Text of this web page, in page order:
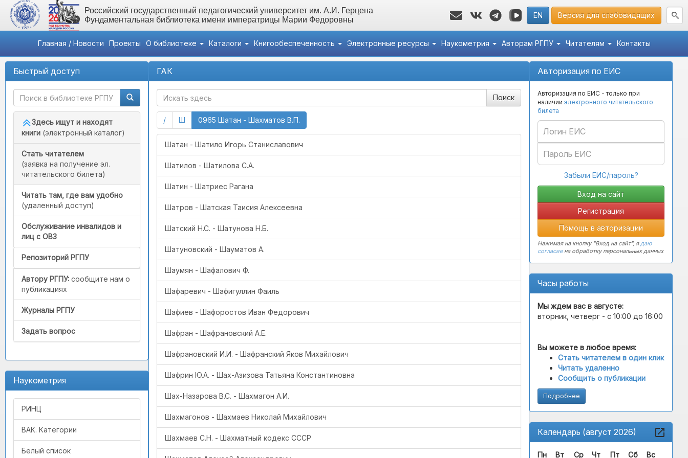
Российский государственный педагогический университет им. А.И. Герцена
Фундаментальная библиотека имени императрицы Марии Федоровны
EN Версия для слабовидящих
Главная / Новости Проекты О библиотеке Каталоги Книгообеспеченность Электронные ресурсы Наукометрия Авторам РГПУ Читателям Контакты
Быстрый доступ
Здесь ищут и находят
книги (электронный каталог)
Стать читателем
(заявка на получение эл.
читательского билета)
Читать там, где вам удобно
(удаленный доступ)
Обслуживание инвалидов и
лиц с ОВЗ
Репозиторий РГПУ
Автору РГПУ: сообщите нам о
публикациях
Журналы РГПУ
Задать вопрос
Наукометрия
РИНЦ
ВАК. Категории
Белый список
Авторизация по ЕИС
Авторизация по ЕИС - только при
наличии электронного читательского
билета
Забыли ЕИС/пароль?
Регистрация
Помощь в авторизации
Нажимая на кнопку "Вход на сайт", ядаю
согласиена обработку персональных данных
Часы работы
Мы ждем вас в августе:
вторник, четверг - с 10:00 до 16:00
Вы можете в любое время:
Стать читателем в один клик
Читать удаленно
Сообщить о публикации
Подробнее
Календарь (август 2026)
Пн Вт Ср Чт Пт Сб
Вс
ГАК
/(current)
Ш (current)
0965 Шатан - Шахматов В.П.
Шатан - Шатило Игорь Станиславович
Шатилов - Шатилова С.А.
Шатин - Шатриес Рагана
Шатров - Шатская Таисия Алексеевна
Шатский Н.С. - Шатунова Н.Б.
Шатуновский - Шауматов А.
Шаумян - Шафалович Ф.
Шафаревич - Шафигуллин Фаиль
Шафиев - Шафоростов Иван Федорович
Шафран - Шафрановский А.Е.
Шафрановский И.И. - Шафранский Яков Михайлович
Шафрин Ю.А. - Шах-Азизова Татьяна Константиновна
Шах-Назарова В.С. - Шахмагон А.И.
Шахмагонов - Шахмаев Николай Михайлович
Шахмаев С.Н. - Шахматный кодекс СССР